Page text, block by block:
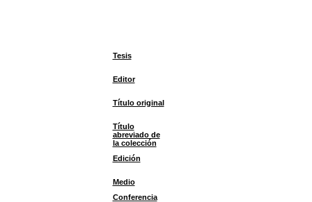
Tesis
Editor
Título original
Título
abreviado de
la colección
Edición
Medio
Conferencia